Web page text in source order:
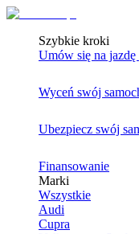
Szybkie kroki
Umów się na jazdę
Wyceń swój
Ubezpiecz swój
Finansowanie
Marki
Wszystkie
Audi
Cupra